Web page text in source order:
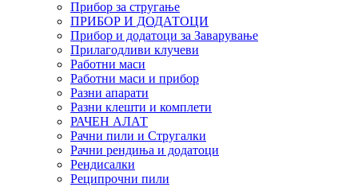
Прибор за стругање
ПРИБОР И ДОДАТОЦИ
Прибор и додатоци за Заварување
Прилагодливи клучеви
Работни маси
Работни маси и прибор
Разни апарати
Разни клешти и комплети
РАЧЕН АЛАТ
Рачни пили и Стругалки
Рачни рендиња и додатоци
Рендисалки
Реципрочни пили